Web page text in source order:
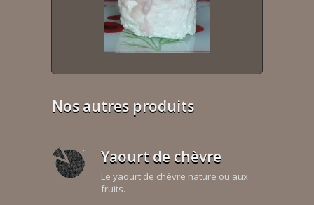
Nos autres produits
Yaourt de chèvre
Le yaourt de chèvre nature ou aux
fruits.